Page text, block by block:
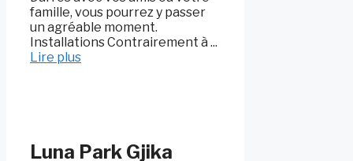
famille, vous pourrez y passer
un agréable moment.
Installations Contrairement à ...
Lire plus
Luna Park Gjika